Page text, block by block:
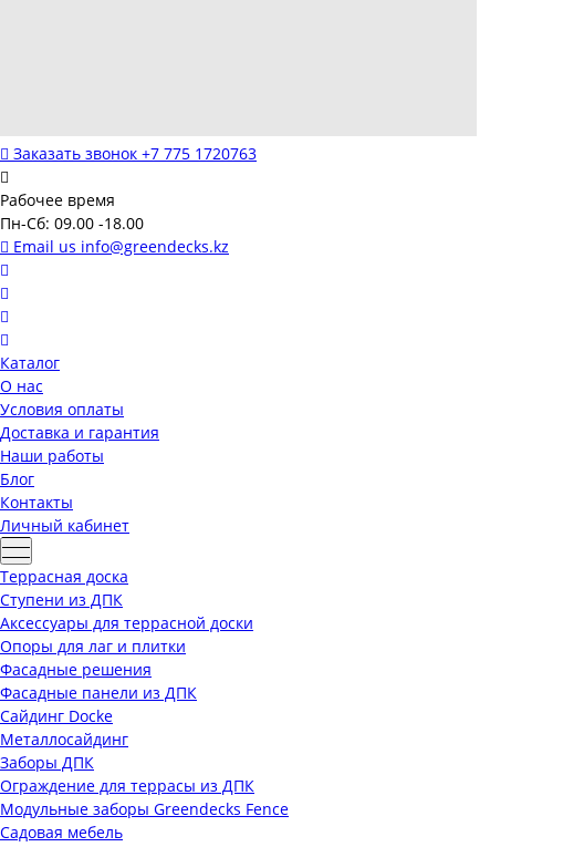
Заказать звонок +7 775 1720763
Рабочее время
Пн-Сб: 09.00 -18.00
Email us info@greendecks.kz
Каталог
О нас
Условия оплаты
Доставка и гарантия
Наши работы
Блог
Контакты
Личный кабинет
Террасная доска
Ступени из ДПК
Аксессуары для террасной доски
Опоры для лаг и плитки
Фасадные решения
Фасадные панели из ДПК
Сайдинг Docke
Металлосайдинг
Заборы ДПК
Ограждение для террасы из ДПК
Модульные заборы Greendecks Fence
Садовая мебель